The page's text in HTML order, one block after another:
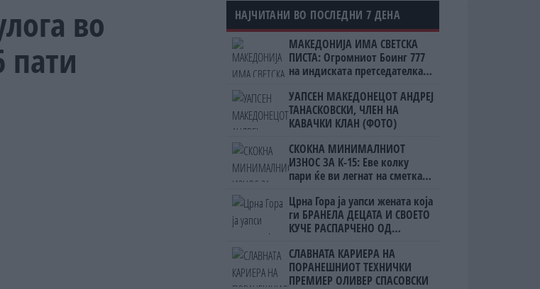
во
НАЈЧИТАНИ ВО ПОСЛЕДНИ 7 ДЕНА
МАКЕДОНИЈА ИМА СВЕТСКА
ПИСТА: Огромниот Боинг 777
на индиската претседателка
Скопје
УАПСЕН МАКЕДОНЕЦОТ АНДРЕЈ
ТАНАСКОВСКИ, ЧЛЕН НА
КАВАЧКИ КЛАН (ФОТО)
СКОКНА МИНИМАЛНИОТ
ИЗНОС ЗА К-15: Еве колку
пари ќе ви легнат на сметка
Црна Гора ја уапси жената која
ги БРАНЕЛА ДЕЦАТА И СВОЕТО
КУЧЕ РАСПАРЧЕНО ОД
СЛАВНАТА КАРИЕРА НА
ПОРАНЕШНИОТ ТЕХНИЧКИ
ПРЕМИЕР ОЛИВЕР СПАСОВСКИ